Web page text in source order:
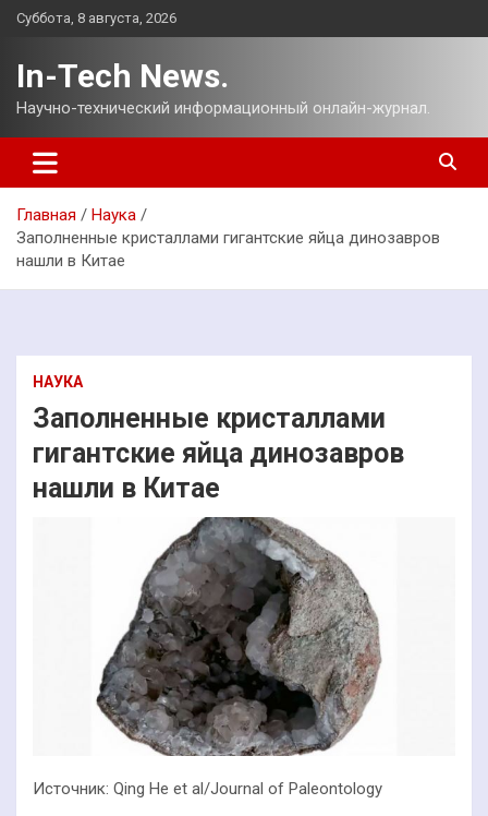
Перейти
Суббота, 8 августа, 2026
In-Tech News.
Научно-технический информационный онлайн-журнал.
Главная
Наука
Заполненные кристаллами гигантские яйца динозавров
нашли в Китае
НАУКА
Заполненные кристаллами
гигантские яйца динозавров
нашли в Китае
Источник: Qing He et al/Journal of Paleontology